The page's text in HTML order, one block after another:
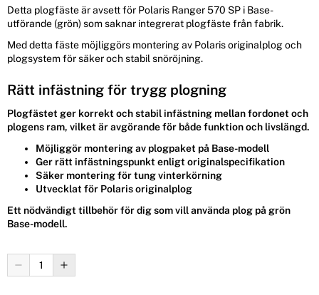
Detta plogfäste är avsett för Polaris Ranger 570 SP i Base-
utförande (grön) som saknar integrerat plogfäste från fabrik.
Med detta fäste möjliggörs montering av Polaris originalplog och
plogsystem för säker och stabil snöröjning.
Rätt infästning för trygg plogning
Plogfästet ger korrekt och stabil infästning mellan fordonet och
plogens ram, vilket är avgörande för både funktion och livslängd.
Möjliggör montering av plogpaket på Base-modell
Ger rätt infästningspunkt enligt originalspecifikation
Säker montering för tung vinterkörning
Utvecklat för Polaris originalplog
Ett nödvändigt tillbehör för dig som vill använda plog på grön
Base-modell.